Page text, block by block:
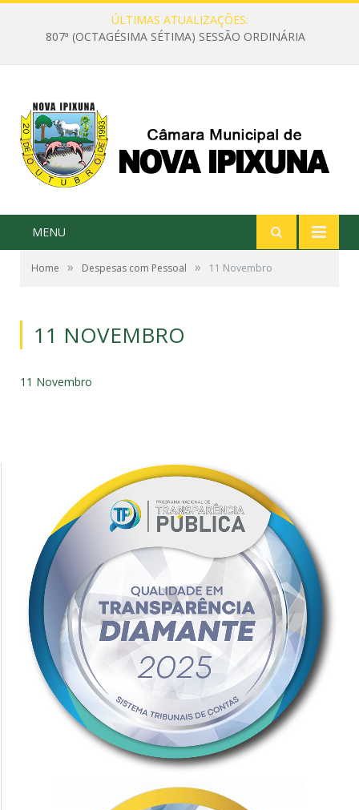
ÚLTIMAS ATUALIZAÇÕES:
807ª (OCTAGÉSIMA SÉTIMA) SESSÃO ORDINÁRIA
MENU
Home » Despesas com Pessoal » 11 Novembro
11 NOVEMBRO
11 Novembro